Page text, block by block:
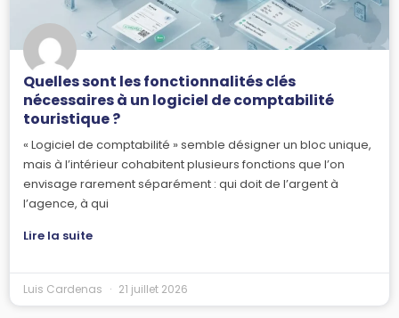
Quelles sont les fonctionnalités clés
nécessaires à un logiciel de comptabilité
touristique ?
« Logiciel de comptabilité » semble désigner un bloc unique,
mais à l’intérieur cohabitent plusieurs fonctions que l’on
envisage rarement séparément : qui doit de l’argent à
l’agence, à qui
Lire la suite
Luis Cardenas 21 juillet 2026